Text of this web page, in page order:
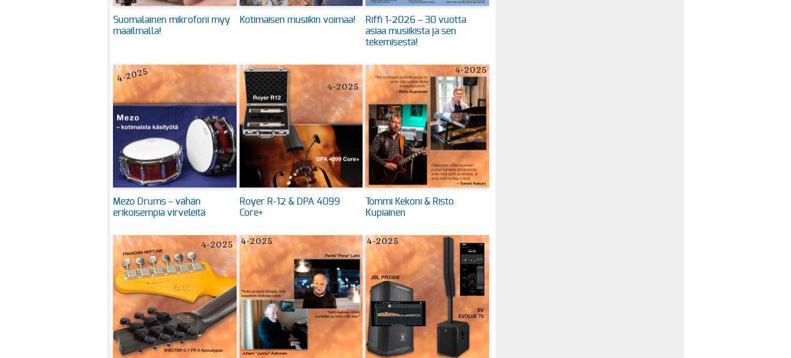
Suomalainen mikrofoni myy
maailmalla!
Kotimaisen musiikin voimaa!
Riffi 1-2026 – 30 vuotta
asiaa musiikista ja sen
tekemisestä!
Mezo Drums – vähän
erikoisempia virveleitä
Royer R-12 & DPA 4099
Core+
Tommi Kekoni & Risto
Kupiainen